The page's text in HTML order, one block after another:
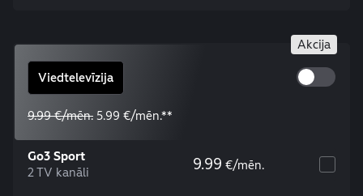
Viedtelevīzija
Akcija
9.99 €/mēn. 5.99 €/mēn.**
Go3 Sport
2 TV kanāli 9.99 €/mēn.